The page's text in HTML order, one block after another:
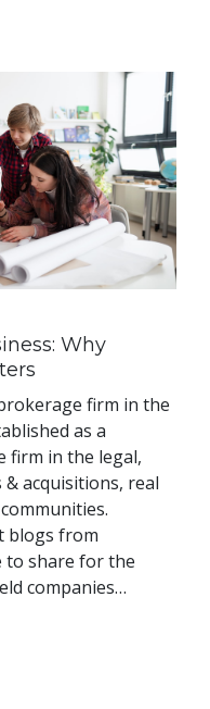
Why
firm in the
as a
firm in the legal,
acquisitions, real
blogs from
to share for the
companies…